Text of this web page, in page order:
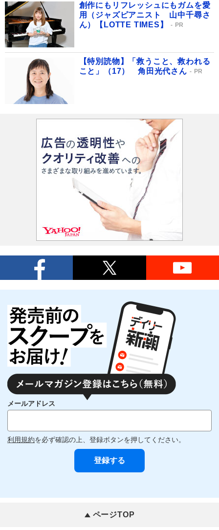
創作にもリフレッシュにもガムを愛
用（ジャズピアニスト 山中千尋さ
ん）【LOTTE TIMES】
PR
【特別読物】「救うこと、救われる
こと」（17） 角田光代さん
PR
メールアドレス
利用規約を必ず確認の上、登録ボタンを押してください。
ページTOP